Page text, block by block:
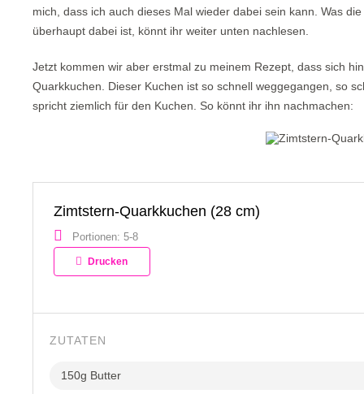
mich, dass ich auch dieses Mal wieder dabei sein kann. Was
überhaupt dabei ist, könnt ihr weiter unten nachlesen.
Jetzt kommen wir aber erstmal zu meinem Rezept, dass sich
Quarkkuchen. Dieser Kuchen ist so schnell weggegangen, so
spricht ziemlich für den Kuchen. So könnt ihr ihn nachmachen:
Zimtstern-Quarkkuchen (28 cm)
Portionen: 5-8
Drucken
ZUTATEN
150g Butter